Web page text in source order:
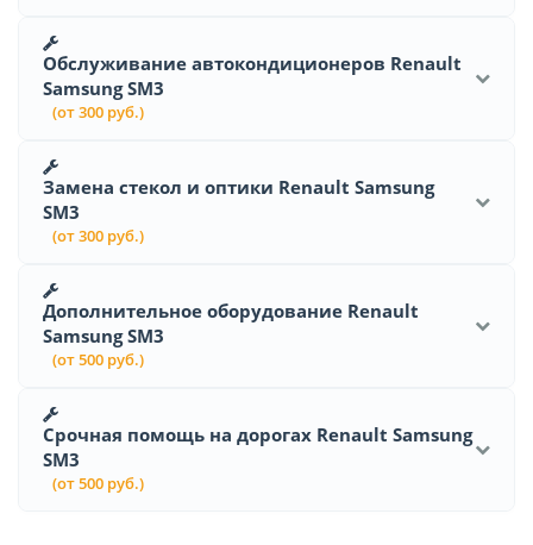
Обслуживание автокондиционеров Renault
Samsung SM3
(от 300 руб.)
Замена стекол и оптики Renault Samsung
SM3
(от 300 руб.)
Дополнительное оборудование Renault
Samsung SM3
(от 500 руб.)
Срочная помощь на дорогах Renault Samsung
SM3
(от 500 руб.)